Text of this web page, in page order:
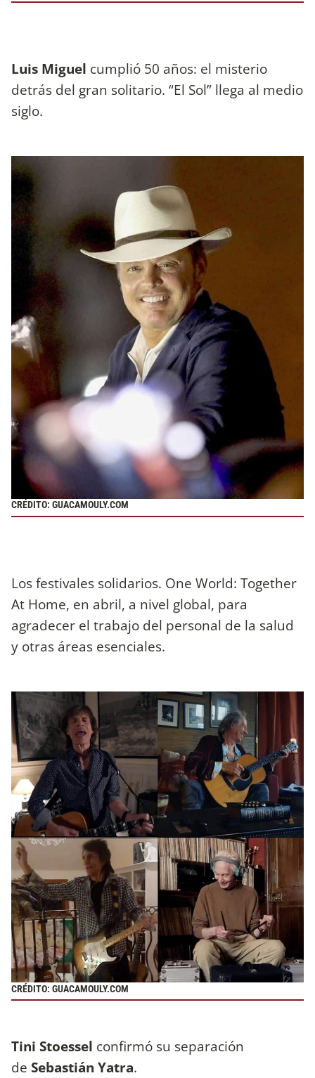
Luis Miguel cumplió 50 años: el misterio
detrás del gran solitario. “El Sol” llega al medio
siglo.
CRÉDITO: GUACAMOULY.COM
Los festivales solidarios. One World: Together
At Home, en abril, a nivel global, para
agradecer el trabajo del personal de la salud
y otras áreas esenciales.
CRÉDITO: GUACAMOULY.COM
Tini Stoessel confirmó su separación
de Sebastián Yatra.